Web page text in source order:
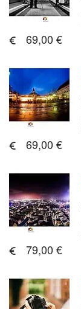
69,00 €
69,00 €
79,00 €